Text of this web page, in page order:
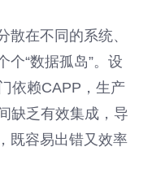
散在不同的系统、
个“数据孤岛”。设
依赖CAPP，生产
缺乏有效集成，导
既容易出错又效率